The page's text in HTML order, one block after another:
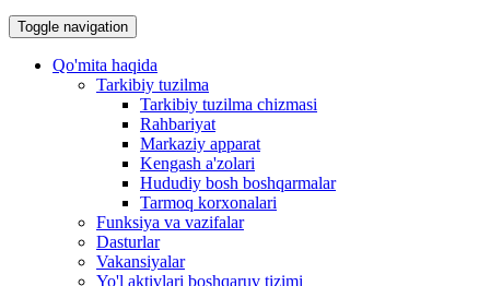
Toggle navigation
Qo'mita haqida
Tarkibiy tuzilma
Tarkibiy tuzilma chizmasi
Rahbariyat
Markaziy apparat
Kengash a'zolari
Hududiy bosh boshqarmalar
Tarmoq korxonalari
Funksiya va vazifalar
Dasturlar
Vakansiyalar
Yo'l aktivlari boshqaruv tizimi